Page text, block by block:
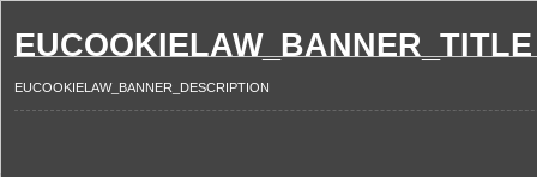
EUCOOKIELAW_BANNER_TITLE
EUCOOKIELAW_BANNER_DESCRIPTION